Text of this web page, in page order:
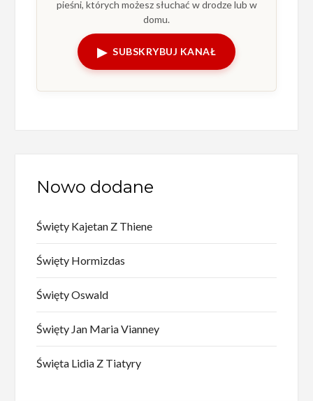
pieśni, których możesz słuchać w drodze lub w
domu.
▶ SUBSKRYBUJ KANAŁ
Nowo dodane
Święty Kajetan Z Thiene
Święty Hormizdas
Święty Oswald
Święty Jan Maria Vianney
Święta Lidia Z Tiatyry